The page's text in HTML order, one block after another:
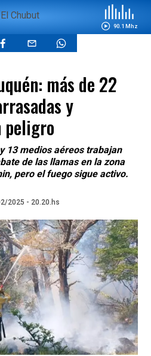
90.1 Mhz
más de 22
y
peligro
13 medios aéreos trabajan
de las llamas en la zona
pero el fuego sigue activo.
2025 - 20.20.hs